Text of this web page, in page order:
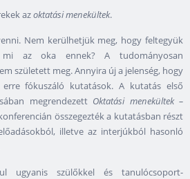
azoktatási menekültek.
Nem kerülhetjük meg, hogy feltegyük
az oka ennek? A tudományosan
született meg. Annyira új a jelenség, hogy
fókuszáló kutatások. A kutatás első
megrendezett Oktatási menekültek –
összegezték a kutatásban részt
illetve az interjúkból hasonló
ugyanis szülőkkel és tanulócsoport-